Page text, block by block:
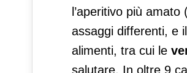
l’aperitivo più
assaggi differenti, e
alimenti, tra cui le
salutare. In oltre 9